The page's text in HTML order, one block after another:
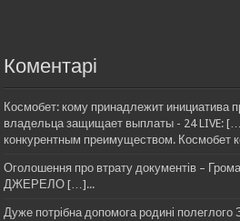
Коментарі
Космобет: кому принадлежит инициатива
владельца защищает выплаты - 24 LIVE:
конкурентным преимуществом. Космобет
Оголошення про втрату документів –
ДЖЕРЕЛО […]...
Дуже потрібна допомога родині